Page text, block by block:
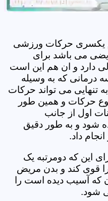
یکسری حرکات ورزشی
می باشد برای
دارد و ان هم این است
درمانی که به وسیله
تنهایی می تواند حرکات
نوع حرکات و همین طور
اول از جانب
شود و به طور دقیق
داد.
این که دومرتبه یک
کند و بدن مریض
که آسیب دیده است را
شود.